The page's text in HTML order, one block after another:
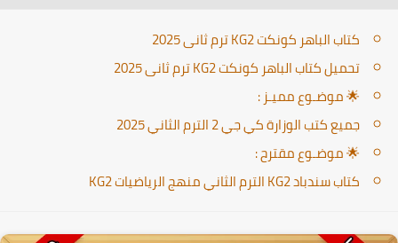
كتاب الباهر كونكت KG2 ترم ثانى 2025
تحميل كتاب الباهر كونكت KG2 ترم ثانى 2025
🌟 موضـوع مميـز :
جميع كتب الوزارة كي جي 2 الترم الثاني 2025
🌟 موضـوع مقترح :
كتاب سندباد KG2 الترم الثاني منهج الرياضيات KG2